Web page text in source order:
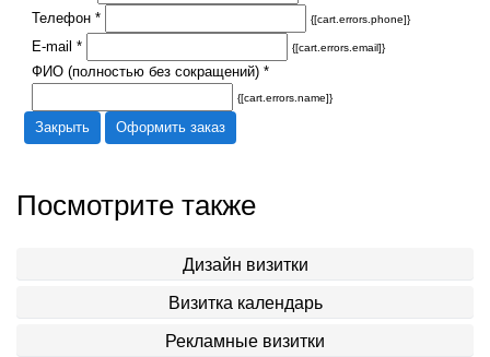
Телефон *
{[cart.errors.phone]}
E-mail * {[cart.errors.email]}
ФИО (полностью без сокращений) *
{[cart.errors.name]}
Закрыть Оформить заказ
Посмотрите также
Дизайн визитки
Визитка календарь
Рекламные визитки